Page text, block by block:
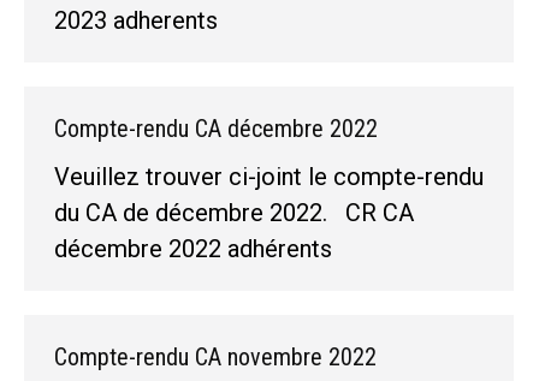
2023 adherents
Compte-rendu CA décembre 2022
Veuillez trouver ci-joint le compte-rendu
du CA de décembre 2022. CR CA
décembre 2022 adhérents
Compte-rendu CA novembre 2022